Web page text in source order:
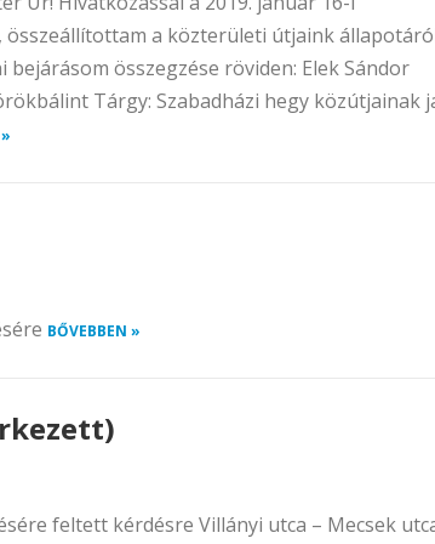
összeállítottam a közterületi útjaink
bejárásom összegzése röviden: Elek Sándor
Tárgy: Szabadházi hegy közútjainak
BŐVEBBEN »
feltett kérdésre Villányi utca – Mecsek